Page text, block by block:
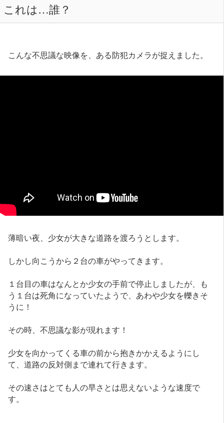
これは…誰？
こんな不思議な映像を、ある防犯カメラが捉えました。
薄暗い夜、少女が大きな道路を渡ろうとします。
しかし向こうから２台の車がやってきます。
１台目の車はなんとか少女の手前で停止しましたが、も
う１台は死角になっていたようで、あわや少女を轢きそ
うに！
その時、不思議な影が現れます！
少女を向かってくる車の前から抱きかかえるようにし
て、道路の反対側まで連れて行きます。
その速さはとても人の早さとは思えないような速度で
す。